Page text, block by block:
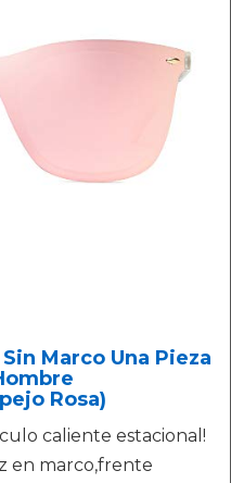
Marco Una Pieza
Rosa)
caliente estacional!
en marco,frente